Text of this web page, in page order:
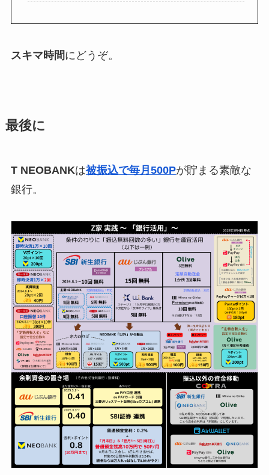
スキマ時間にどうぞ。
最後に
T NEOBANKは被振込で毎月500Pが貯まる素敵な
銀行。